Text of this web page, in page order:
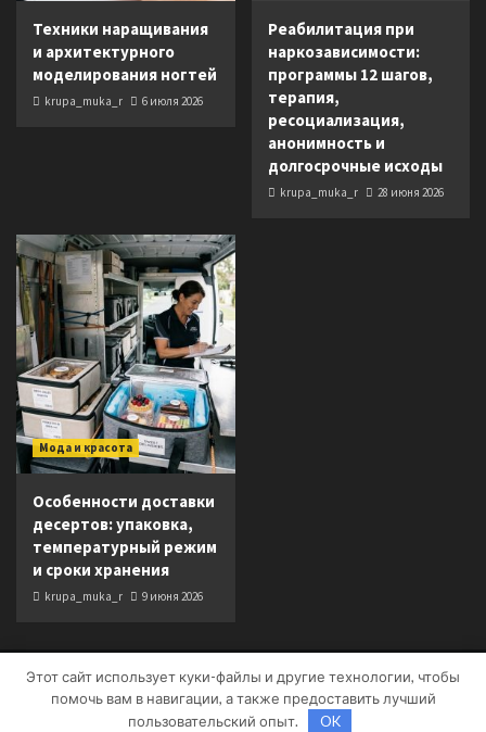
Техники наращивания
и архитектурного
моделирования ногтей
krupa_muka_r 6 июля 2026
Реабилитация при
наркозависимости:
программы 12 шагов,
терапия,
ресоциализация,
анонимность и
долгосрочные исходы
krupa_muka_r 28 июня 2026
Мода и красота
Особенности доставки
десертов: упаковка,
температурный режим
и сроки хранения
krupa_muka_r 9 июня 2026
Copyright © Все права защищены.|CoverNewsот AF
themes.
Этот сайт использует куки-файлы и другие технологии, чтобы
помочь вам в навигации, а также предоставить лучший
пользовательский опыт.
OK